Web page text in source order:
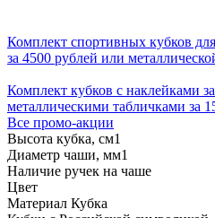
Комплект спортивных кубков
за 4500 рублей или
Комплект кубков с наклейками
металлическими табличками за
Все промо-акции
Высота кубка, см1
Диаметр чаши, мм1
Наличие ручек на чаше
Цвет
Материал Кубка